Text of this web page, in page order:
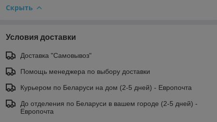
Скрыть
Условия доставки
Доставка "Самовывоз"
Помощь менеджера по выбору доставки
Курьером по Беларуси на дом (2-5 дней) - Европочта
До отделения по Беларуси в вашем городе (2-5 дней) -
Европочта